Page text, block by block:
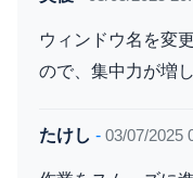
ウィンドウ名を変
ので、集中力が増
たけし - 03/07/2025